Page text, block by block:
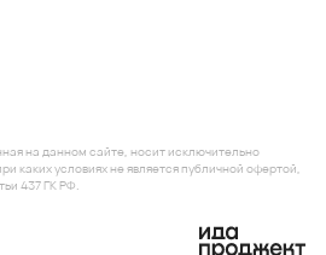
на данном сайте, носит исключительно
каких условиях не является публичной офертой,
437 ГК РФ.